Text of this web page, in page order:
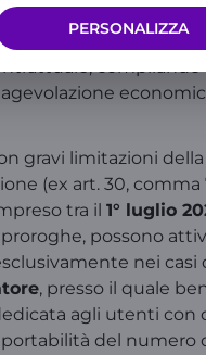
PERSONALIZZA
al momento
o in qualsiasi
gravi limitazioni
(ex art. 30, comma
tra il 1° luglio
proroghe, possono
nei casi
, presso il quale
agli utenti con
del numero